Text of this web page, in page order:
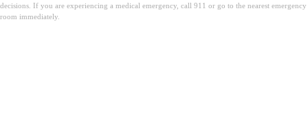
decisions. If you are experiencing a medical emergency, call 911 or go to the nearest emergency
room immediately.